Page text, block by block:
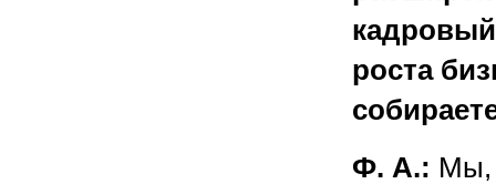
роста
Ф. А.: Мы,